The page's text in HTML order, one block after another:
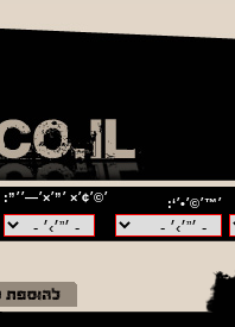
׳©׳¢׳× ׳”׳×׳—׳׳”: ׳™׳©׳•׳‘: